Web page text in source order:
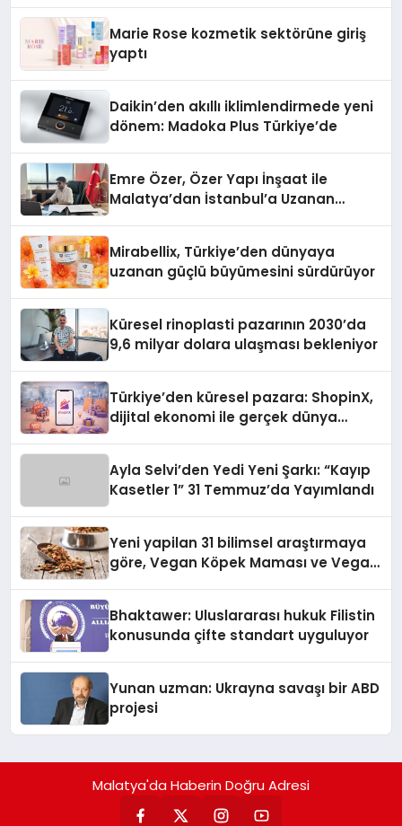
Marie Rose kozmetik sektörüne giriş
yaptı
Daikin’den akıllı iklimlendirmede yeni
dönem: Madoka Plus Türkiye’de
Emre Özer, Özer Yapı İnşaat ile
Malatya’dan İstanbul’a Uzanan
Mirabellix, Türkiye’den dünyaya
uzanan güçlü büyümesini sürdürüyor
Küresel rinoplasti pazarının 2030’da
9,6 milyar dolara ulaşması bekleniyor
Türkiye’den küresel pazara: ShopinX,
dijital ekonomi ile gerçek dünya
Ayla Selvi’den Yedi Yeni Şarkı: “Kayıp
Kasetler 1” 31 Temmuz’da Yayımlandı
Yeni yapilan 31 bilimsel araştırmaya
göre, Vegan Köpek Maması ve Vegan
Bhaktawer: Uluslararası hukuk Filistin
konusunda çifte standart uyguluyor
Yunan uzman: Ukrayna savaşı bir ABD
projesi
Malatya'da Haberin Doğru Adresi